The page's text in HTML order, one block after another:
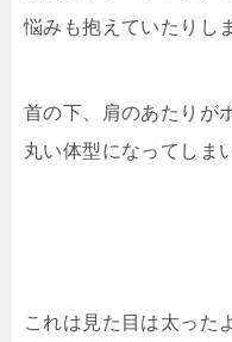
悩みも抱えていたりし
首の下、肩のあたりが
丸い体型になってしま
これは見た目は太った